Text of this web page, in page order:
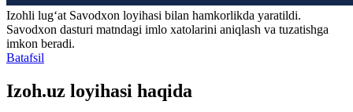
Izohli lugʻat Savodxon loyihasi bilan hamkorlikda yaratildi.
Savodxon dasturi matndagi imlo xatolarini aniqlash va tuzatishga
imkon beradi.
Batafsil
Izoh.uz loyihasi haqida